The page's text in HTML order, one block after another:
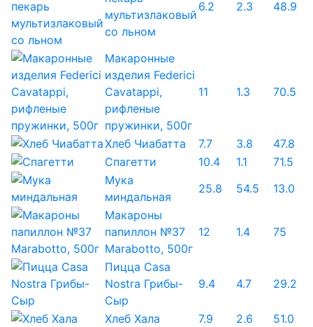
мультизлаковый
со льном
6.2 2.3 48.9
Макаронные
изделия Federici
Cavatappi,
рифленые
пружинки, 500г
11 1.3 70.5
Хлеб Чиабатта 7.7 3.8
47.8
Спагетти
10.4 1.1
71.5
Мука
миндальная
25.8 54.5
13.0
Макароны
папиллон №37
Marabotto, 500г
12 1.4 75
Пицца Casa
Nostra Грибы-
Сыр
9.4 4.7 29.2
Хлеб Хала 7.9 2.6
51.0